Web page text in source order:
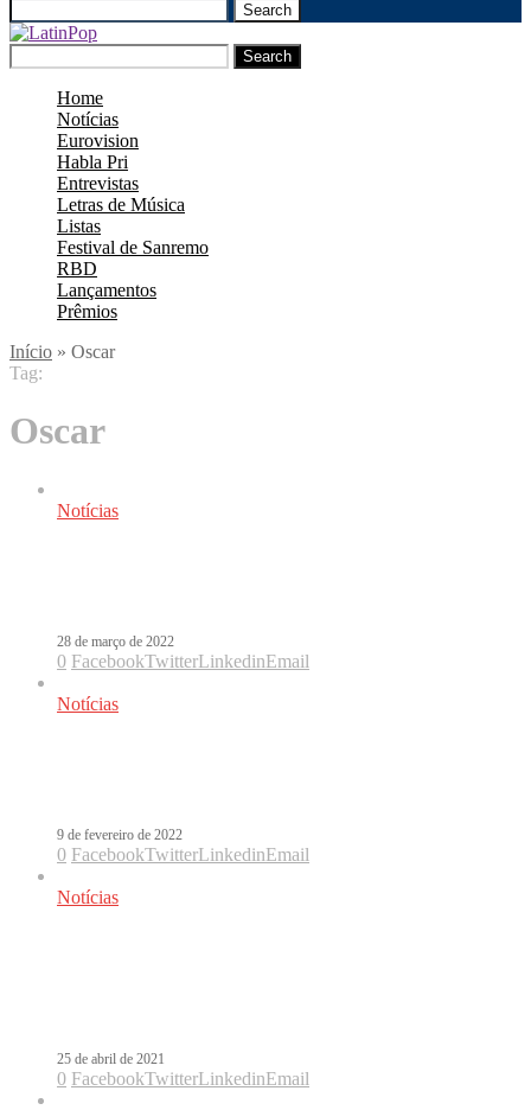
Search
Search
Home
Notícias
Eurovision
Habla Pri
Entrevistas
Letras de Música
Listas
Festival de Sanremo
RBD
Lançamentos
Prêmios
Início » Oscar
Tag:
Oscar
Notícias
28 de março de 2022
0 FacebookTwitterLinkedinEmail
Notícias
9 de fevereiro de 2022
0 FacebookTwitterLinkedinEmail
Notícias
25 de abril de 2021
0 FacebookTwitterLinkedinEmail